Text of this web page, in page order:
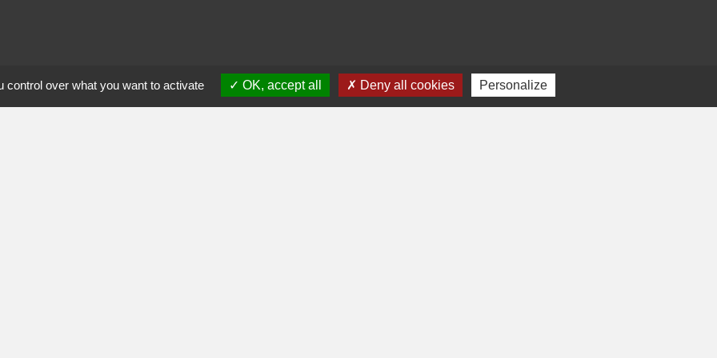
midi over what you want to activate OK, accept all Deny all cookies Personalize